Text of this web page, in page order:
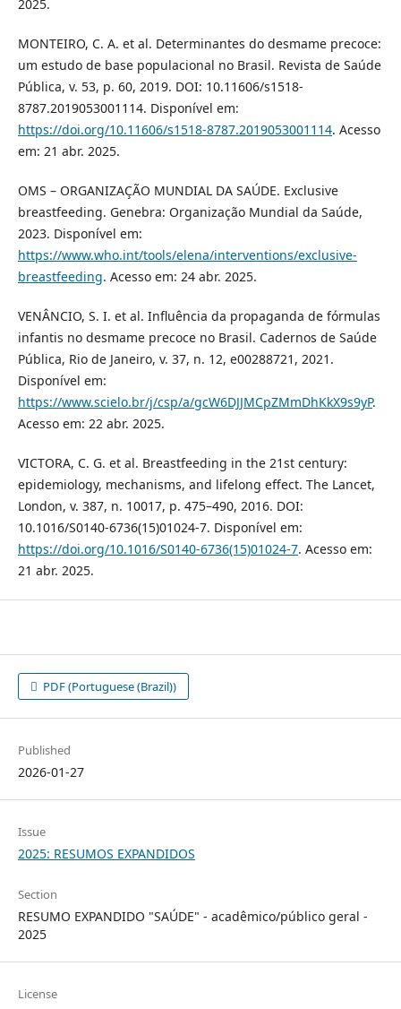
2025.
MONTEIRO, C. A. et al. Determinantes do desmame precoce:
um estudo de base populacional no Brasil. Revista de Saúde
Pública, v. 53, p. 60, 2019. DOI: 10.11606/s1518-
8787.2019053001114. Disponível em:
https://doi.org/10.11606/s1518-8787.2019053001114. Acesso
em: 21 abr. 2025.
OMS – ORGANIZAÇÃO MUNDIAL DA SAÚDE. Exclusive
breastfeeding. Genebra: Organização Mundial da Saúde,
2023. Disponível em:
https://www.who.int/tools/elena/interventions/exclusive-
breastfeeding. Acesso em: 24 abr. 2025.
VENÂNCIO, S. I. et al. Influência da propaganda de fórmulas
infantis no desmame precoce no Brasil. Cadernos de Saúde
Pública, Rio de Janeiro, v. 37, n. 12, e00288721, 2021.
Disponível em:
https://www.scielo.br/j/csp/a/gcW6DJJMCpZMmDhKkX9s9yP.
Acesso em: 22 abr. 2025.
VICTORA, C. G. et al. Breastfeeding in the 21st century:
epidemiology, mechanisms, and lifelong effect. The Lancet,
London, v. 387, n. 10017, p. 475–490, 2016. DOI:
10.1016/S0140-6736(15)01024-7. Disponível em:
https://doi.org/10.1016/S0140-6736(15)01024-7. Acesso em:
21 abr. 2025.
PDF (Portuguese (Brazil))
Published
2026-01-27
Issue
2025: RESUMOS EXPANDIDOS
Section
RESUMO EXPANDIDO "SAÚDE" - acadêmico/público geral -
2025
License